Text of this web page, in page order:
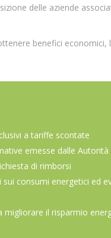
delle aziende
benefici economici,
a tariffe scontate
emesse dalle Autorità
di rimborsi
consumi energetici ed
migliorare il risparmio